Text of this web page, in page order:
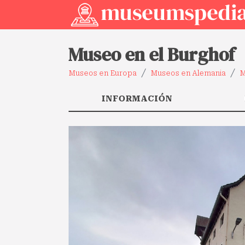
Museo en el Burghof
Museos en Europa Museos en Alemania
INFORMACIÓN